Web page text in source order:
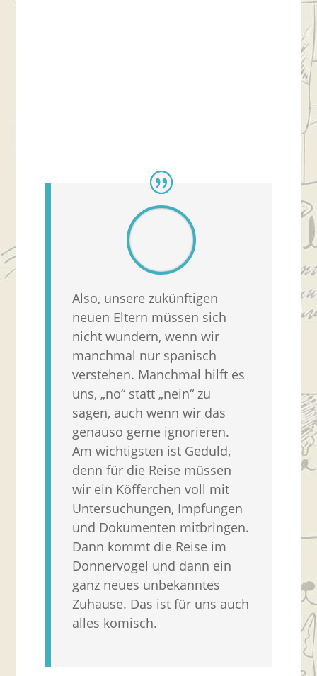
Also, unsere zukünftigen
neuen Eltern müssen sich
nicht wundern, wenn wir
manchmal nur spanisch
verstehen. Manchmal hilft es
uns, „no“ statt „nein“ zu
sagen, auch wenn wir das
genauso gerne ignorieren.
Am wichtigsten ist Geduld,
denn für die Reise müssen
wir ein Köfferchen voll mit
Untersuchungen, Impfungen
und Dokumenten mitbringen.
Dann kommt die Reise im
Donnervogel und dann ein
ganz neues unbekanntes
Zuhause. Das ist für uns auch
alles komisch.